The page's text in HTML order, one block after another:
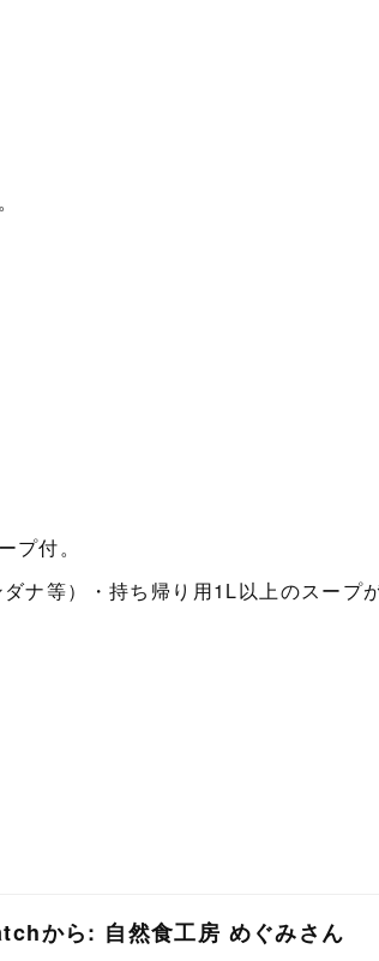
付。
等）・持ち帰り用1L以上のスープ
から: 自然食工房 めぐみさん